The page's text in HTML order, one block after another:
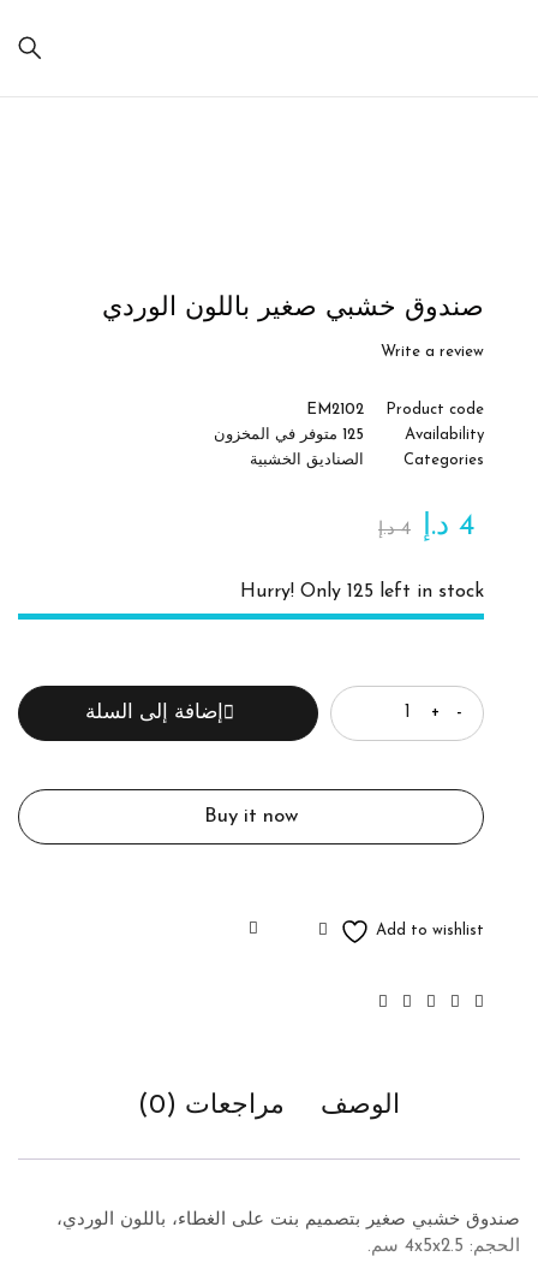
صندوق خشبي صغير باللون الوردي
Write a review
Product code
EM2102
Availability
125 متوفر في المخزون
Categories
الصناديق الخشبية
4 د.إ 4 د.إ
Hurry! Only 125 left in stock
إضافة إلى السلة
Buy it now
الوصف مراجعات (0)
صندوق خشبي صغير بتصميم بنت على الغطاء، باللون الوردي،
الحجم: 4x5x2.5 سم.